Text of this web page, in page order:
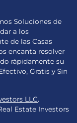
Soluciones de
a los
de las Casas
encanta resolver
rápidamente su
Gratis y Sin
LLC.
Estate Investors